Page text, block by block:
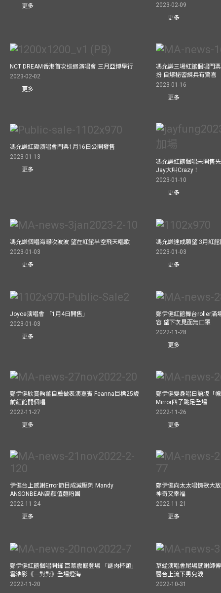
更多
2023-02-09
更多
NCT DREAM香港首次巡迴演唱會 三月亞博舉行
2023-02-02
更多
馮允謙三場紅館個唱門
扮 自爆秘密練兵有驚喜
2023-01-16
更多
馮允謙紅磡演唱會門票1月16日公開發售
2023-01-13
更多
馮允謙紅館個唱未開售
Jay大叫Crazy！
2023-01-10
更多
馮允謙個唱海報吹波波 望在紅館半空飛天唱歌
2023-01-03
更多
馮允謙達成願望 3月紅
2023-01-03
更多
Joyce演唱會 「1月4日開售」
2023-01-03
更多
鄭伊健紅館舞台roller滿
容 望下次見面無口罩
2022-11-28
更多
鄭伊健欣賞夠薑自薦做表演嘉賓 Feanna目標25歲
前紅館開個唱
2022-11-27
更多
鄭伊健變身唱日語版「
Mirror四子跳足全場
2022-11-26
更多
伊健台上感謝Error節目成減壓劑 Mandy
ANSONBEAN高顏值麵粉團
2022-11-24
更多
鄭伊健向太太唱情歌大
神奇又幸福
2022-11-21
更多
鄭伊健紅館個唱開鑼 巨幕震撼登場 「謎肉杯麵」
雲浩影《一對對》全場燈海
2022-11-20
草蜢演唱會尾場感謝師
醫台上流下男兒淚
2022-10-31